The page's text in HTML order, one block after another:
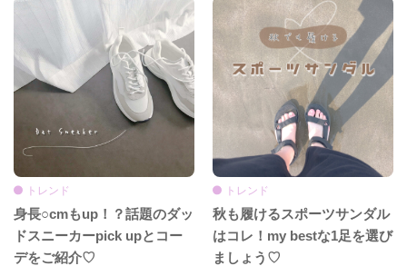
トレンド
身長○cmもup！？話題のダッ
ドスニーカーpick upとコー
デをご紹介♡
トレンド
秋も履けるスポーツサンダル
はコレ！my bestな1足を選び
ましょう♡